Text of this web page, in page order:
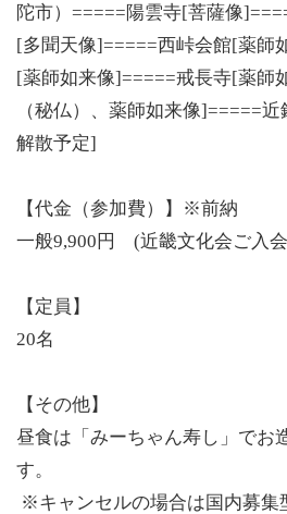
陀市）=====陽雲寺[菩薩像
[多聞天像]=====西峠会館[薬師
[薬師如来像]=====戒長寺[薬師
（秘仏）、薬師如来像]=====
解散予定]
【代金（参加費）】※前納
一般9,900円 (近畿文化会ご入会
【定員】
20名
【その他】
昼食は「みーちゃん寿し」でお
す。
※キャンセルの場合は国内募集